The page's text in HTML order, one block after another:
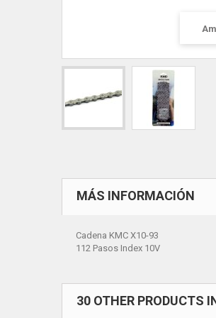
MÁS INFORMACIÓN
Cadena KMC X10-93
112 Pasos Index 10V
30 OTHER PRODUCTS